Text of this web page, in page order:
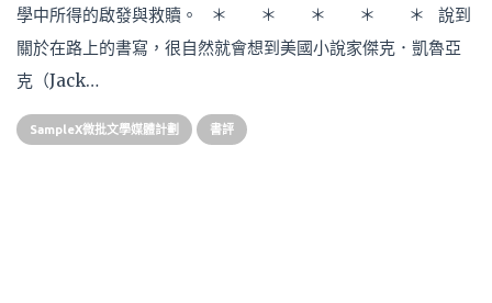
學中所得的啟發與救贖。 ＊ ＊ ＊ ＊ ＊ 說到
關於在路上的書寫，很自然就會想到美國小說家傑克．凱魯亞
克（Jack…
SampleX微批文學媒體計劃 書評